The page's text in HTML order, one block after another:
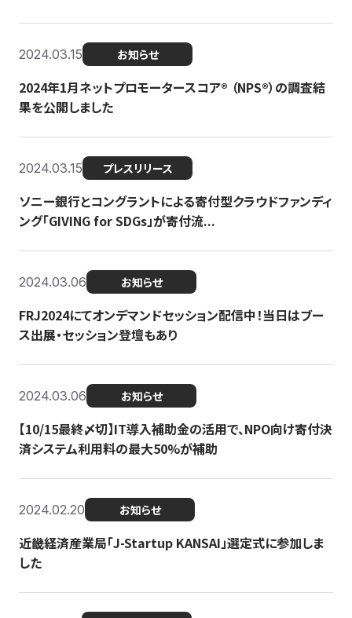
2024.03.15 お知らせ
2024年1月ネットプロモータースコア®︎ （NPS®︎）の調査結
果を公開しました
2024.03.15 プレスリリース
ソニー銀行とコングラントによる寄付型クラウドファンディ
ング「GIVING for SDGs」が寄付流...
2024.03.06 お知らせ
FRJ2024にてオンデマンドセッション配信中！当日はブー
ス出展・セッション登壇もあり
2024.03.06 お知らせ
【10/15最終〆切】IT導入補助金の活用で、NPO向け寄付決
済システム利用料の最大50%が補助
2024.02.20 お知らせ
近畿経済産業局「J-Startup KANSAI」選定式に参加しま
した